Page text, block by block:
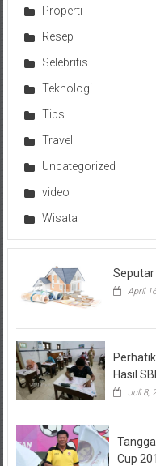
Properti
Resep
Selebritis
Teknologi
Tips
Travel
Uncategorized
video
Wisata
Seputar
April
Hasil
Juli 8,
Cup